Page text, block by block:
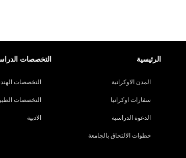
التخصصات
التخصصات
التخصصات
الادبية
الرئيسية
المدن الاوكرانية
سفارات اوكرانيا
الدعوة الدراسية
خطوات الالتحاق بالجامعة